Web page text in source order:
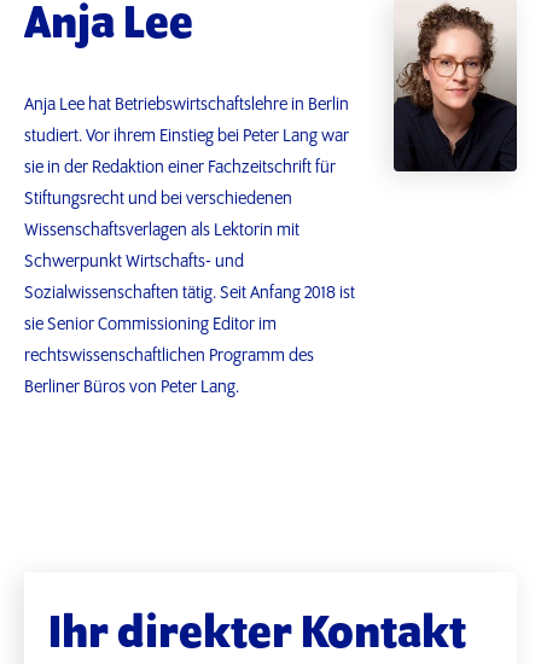
Anja Lee
Anja Lee hat Betriebswirtschaftslehre in Berlin
studiert. Vor ihrem Einstieg bei Peter Lang war
sie in der Redaktion einer Fachzeitschrift für
Stiftungsrecht und bei verschiedenen
Wissenschaftsverlagen als Lektorin mit
Schwerpunkt Wirtschafts- und
Sozialwissenschaften tätig. Seit Anfang 2018 ist
sie Senior Commissioning Editor im
rechtswissenschaftlichen Programm des
Berliner Büros von Peter Lang.
Ihr direkter Kontakt